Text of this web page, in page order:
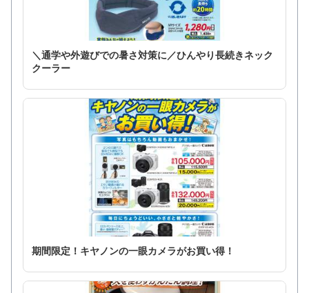
＼通学や外遊びでの暑さ対策に／ひんやり長続きネック
クーラー
期間限定！キヤノンの一眼カメラがお買い得！